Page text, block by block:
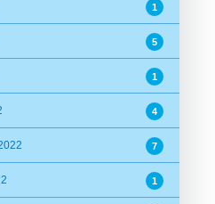
1
5
1
4
7
1